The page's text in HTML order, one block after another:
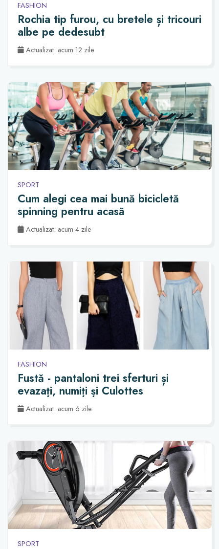
FASHION
Rochia tip furou, cu bretele și tricouri
albe pe dedesubt
Actualizat: acum 12 zile
SPORT
Cum alegi cea mai bună bicicletă
spinning pentru acasă
Actualizat: acum 4 zile
FASHION
Fustă - pantaloni trei sferturi și
evazați, numiți și Culottes
Actualizat: acum 6 zile
SPORT